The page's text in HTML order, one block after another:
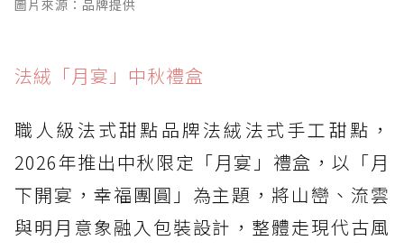
圖片來源：品牌提供
法絨「月宴」中秋禮盒
職人級法式甜點品牌法絨法式手工甜點，
2026年推出中秋限定「月宴」禮盒，以「月
下開宴，幸福團圓」為主題，將山巒、流雲
與明月意象融入包裝設計，整體走現代古風